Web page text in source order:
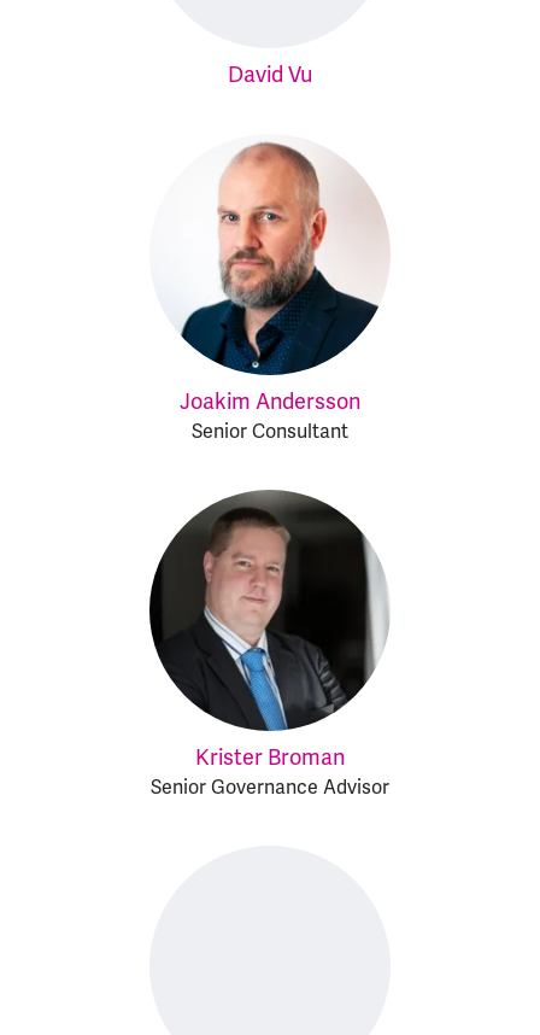
David Vu
Joakim Andersson
Senior Consultant
Krister Broman
Senior Governance Advisor